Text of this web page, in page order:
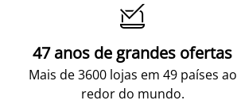

47 anos de grandes ofertas
Mais de 3600 lojas em 49 países ao
redor do mundo.